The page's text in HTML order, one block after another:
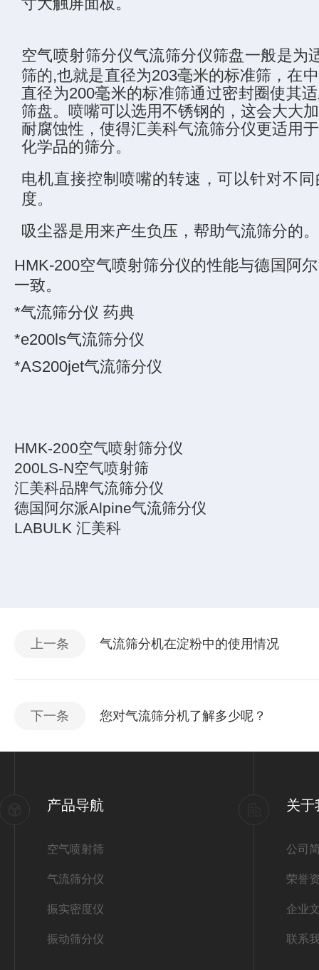
空气喷射筛分仪气流筛分仪筛盘一般是为
筛的,也就是直径为203毫米的标准筛，在
直径为200毫米的标准筛通过密封圈使其
筛盘。喷嘴可以选用不锈钢的，这会大大
耐腐蚀性，使得汇美科气流筛分仪更适用
化学品的筛分。
电机直接控制喷嘴的转速，可以针对不
度。
吸尘器是用来产生负压，帮助气流筛分的。
HMK-200空气喷射筛分仪的性能与德国阿
一致。
*气流筛分仪 药典
*e200ls气流筛分仪
*AS200jet气流筛分仪
HMK-200空气喷射筛分仪
200LS-N空气喷射筛
汇美科品牌气流筛分仪
德国阿尔派Alpine气流筛分仪
LABULK 汇美科
上一条 气流筛分机在淀粉中的使用情况
下一条 您对气流筛分机了解多少呢？
产品导航
空气喷射筛
气流筛分仪
振实密度仪
振动筛分仪
关于
公司
荣誉
企业
联系